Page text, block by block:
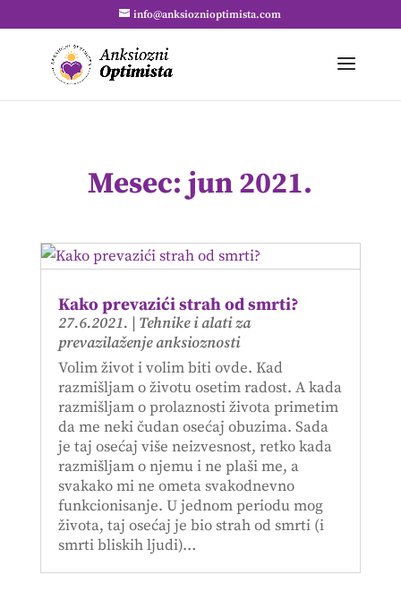
info@anksioznioptimista.com
Mesec:jun 2021.
Kako prevazići strah od smrti?
27.6.2021. | Tehnike i alati za
prevazilaženje anksioznosti
Volim život i volim biti ovde. Kad
razmišljam o životu osetim radost. A kada
razmišljam o prolaznosti života primetim
da me neki čudan osećaj obuzima. Sada
je taj osećaj više neizvesnost, retko kada
razmišljam o njemu i ne plaši me, a
svakako mi ne ometa svakodnevno
funkcionisanje. U jednom periodu mog
života, taj osećaj je bio strah od smrti (i
smrti bliskih ljudi)…